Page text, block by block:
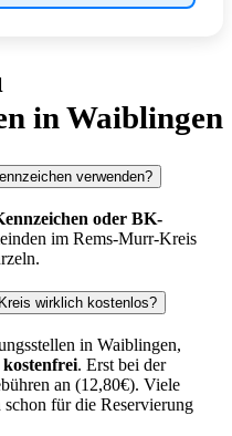
in Waiblingen
verwenden?
oder BK-
im Rems-Murr-Kreis
wirklich kostenlos?
in Waiblingen,
kostenfrei. Erst bei der
an (12,80€). Viele
für die Reservierung